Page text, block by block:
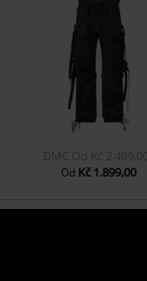
DMC Od Kč 2.499,00
Od Kč 1.899,00